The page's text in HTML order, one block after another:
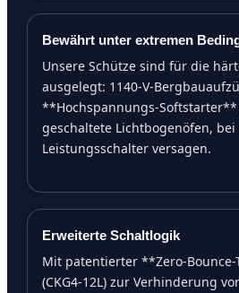
Bewährt unter extremen
Unsere Schütze sind für die
ausgelegt: 1140-V-
**Hochspannungs-
geschaltete Lichtbogenöfen,
Leistungsschalter versagen.
Erweiterte Schaltlogik
Mit patentierter **Zero-
(CKG4-12L) zur Verhinderung